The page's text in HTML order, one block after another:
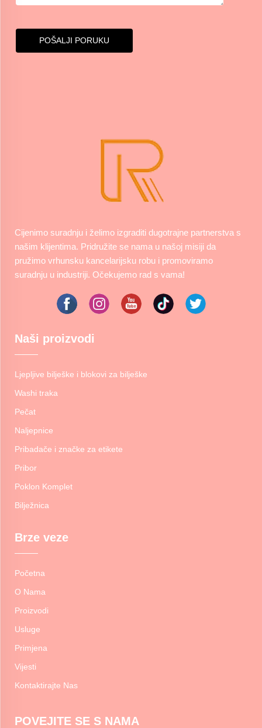
POŠALJI PORUKU
Cijenimo suradnju i želimo izgraditi dugotrajne partnerstva s
našim klijentima. Pridružite se nama u našoj misiji da
pružimo vrhunsku kancelarijsku robu i promoviramo
suradnju u industriji. Očekujemo rad s vama!
Naši proizvodi
Ljepljive bilješke i blokovi za bilješke
Washi traka
Pečat
Naljepnice
Pribadače i značke za etikete
Pribor
Poklon Komplet
Bilježnica
Brze veze
Početna
O Nama
Proizvodi
Usluge
Primjena
Vijesti
Kontaktirajte Nas
POVEJITE SE S NAMA